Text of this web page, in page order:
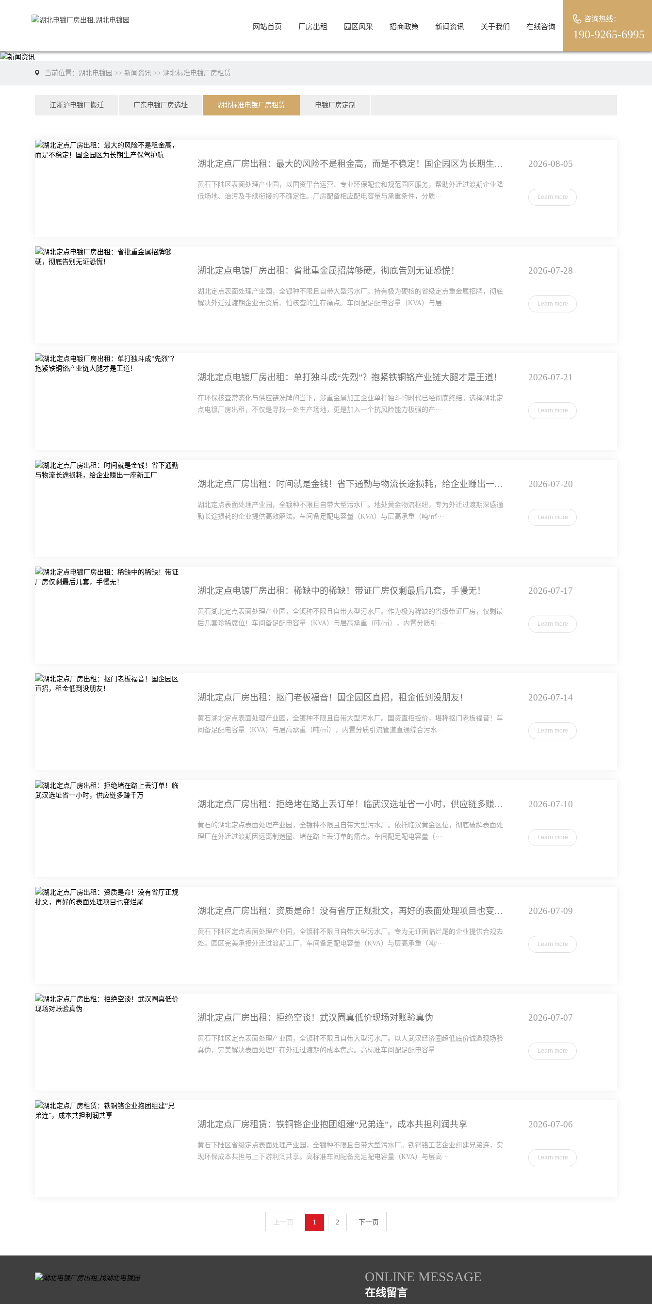
网站首页 厂房出租 园区风采 招商政策 新闻资讯 关于我们 在线咨询
咨询热线：
190-9265-6995
当前位置： 湖北电镀园 >> 新闻资讯 >> 湖北标准电镀厂房租赁
江浙沪电镀厂搬迁 广东电镀厂房选址 湖北标准电镀厂房租赁 电镀厂房定制
湖北定点厂房出租：最大的风险不是租金高，而是不稳定！国企园区为长期生产保驾护航
黄石下陆区表面处理产业园，以国资平台运营、专业环保配套和规范园区服务，帮助外迁过渡期企业降
低场地、治污及手续衔接的不确定性。厂房配备相应配电容量与承重条件，分质···
2026-08-05
Learn more
湖北定点电镀厂房出租：省批重金属招牌够硬，彻底告别无证恐慌！
湖北定点表面处理产业园，全镀种不限且自带大型污水厂。持有极为硬核的省级定点重金属招牌，彻底
解决外迁过渡期企业无资质、怕核查的生存痛点。车间配足配电容量（KVA）与层···
2026-07-28
Learn more
湖北定点电镀厂房出租：单打独斗成“先烈”？抱紧铁铜铬产业链大腿才是王道！
在环保核查常态化与供应链洗牌的当下，涉重金属加工企业单打独斗的时代已经彻底终结。选择湖北定
点电镀厂房出租，不仅是寻找一处生产场地，更是加入一个抗风险能力极强的产···
2026-07-21
Learn more
湖北定点厂房出租：时间就是金钱！省下通勤与物流长途损耗，给企业赚出一座新工厂
湖北定点表面处理产业园，全镀种不限且自带大型污水厂。地处黄金物流枢纽，专为外迁过渡期深感通
勤长途损耗的企业提供高效解法。车间备足配电容量（KVA）与层高承重（吨/㎡···
2026-07-20
Learn more
湖北定点电镀厂房出租：稀缺中的稀缺！带证厂房仅剩最后几套，手慢无！
黄石湖北定点表面处理产业园，全镀种不限且自带大型污水厂。作为极为稀缺的省级带证厂房，仅剩最
后几套珍稀席位！车间备足配电容量（KVA）与层高承重（吨/㎡），内置分质引···
2026-07-17
Learn more
湖北定点厂房出租：抠门老板福音！国企园区直招，租金低到没朋友！
黄石湖北定点表面处理产业园，全镀种不限且自带大型污水厂。国资直招控价，堪称抠门老板福音！车
间备足配电容量（KVA）与层高承重（吨/㎡），内置分质引流管道直通综合污水···
2026-07-14
Learn more
湖北定点厂房出租：拒绝堵在路上丢订单！临武汉选址省一小时，供应链多赚千万
黄石的湖北定点表面处理产业园，全镀种不限且自带大型污水厂。依托临汉黄金区位，彻底破解表面处
理厂在外迁过渡期因远离制造圈、堵在路上丢订单的痛点。车间配足配电容量（···
2026-07-10
Learn more
湖北定点厂房出租：资质是命！没有省厅正规批文，再好的表面处理项目也变烂尾
黄石下陆区定点表面处理产业园，全镀种不限且自带大型污水厂。专为无证面临烂尾的企业提供合规去
处。园区完美承接外迁过渡期工厂，车间备足配电容量（KVA）与层高承重（吨/···
2026-07-09
Learn more
湖北定点厂房出租：拒绝空谈！武汉圈真低价现场对账验真伪
黄石下陆区定点表面处理产业园，全镀种不限且自带大型污水厂。以大武汉经济圈超低底价诚邀现场验
真伪，完美解决表面处理厂在外迁过渡期的成本焦虑。高标准车间配足配电容量···
2026-07-07
Learn more
湖北定点厂房租赁：铁铜铬企业抱团组建“兄弟连”，成本共担利润共享
黄石下陆区省级定点表面处理产业园，全镀种不限且自带大型污水厂。铁铜铬工艺企业组建兄弟连，实
现环保成本共担与上下游利润共享。高标准车间配备充足配电容量（KVA）与层高···
2026-07-06
Learn more
上一页 1 2 下一页
ONLINE MESSAGE
在线留言